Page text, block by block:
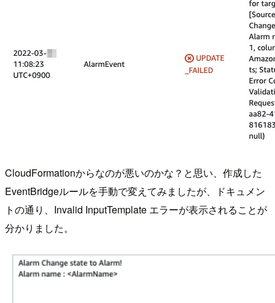
CloudFormationからなのが悪いのかな？と思い、作成した
EventBridgeルールを手動で変えてみましたが、ドキュメン
トの通り、Invalid InputTemplate エラーが表示されることが
分かりました。